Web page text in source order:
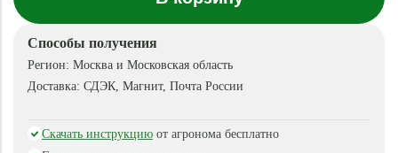
Способы получения
Регион: Москва и Московская область
Доставка: СДЭК, Магнит, Почта России
Скачать инструкцию от агронома бесплатно